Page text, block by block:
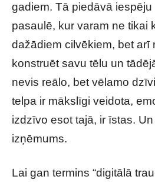
gadiem. Tā piedāvā
pasaulē, kur varam ne tikai
dažādiem cilvēkiem, bet arī
konstruēt savu tēlu un
nevis reālo, bet vēlamo
telpa ir mākslīgi veidota,
izdzīvo esot tajā, ir īstas.
izņēmums.
Lai gan termins “digitālā